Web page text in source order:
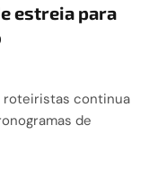
estreia para
roteiristas continua
de